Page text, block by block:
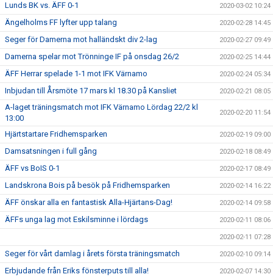
Lunds BK vs. ÄFF 0-1 2020-03-02 10:24
Ängelholms FF lyfter upp talang 2020-02-28 14:45
Seger för Damerna mot halländskt div 2-lag 2020-02-27 09:49
Damerna spelar mot Trönninge IF på onsdag 26/2 2020-02-25 14:44
ÄFF Herrar spelade 1-1 mot IFK Värnamo 2020-02-24 05:34
Inbjudan till Årsmöte 17 mars kl 18.30 på Kansliet 2020-02-21 08:05
A-laget träningsmatch mot IFK Värnamo Lördag 22/2 kl
13:00
2020-02-20 11:54
Hjärtstartare Fridhemsparken 2020-02-19 09:00
Damsatsningen i full gång 2020-02-18 08:49
ÄFF vs BoIS 0-1 2020-02-17 08:49
Landskrona Bois på besök på Fridhemsparken 2020-02-14 16:22
ÄFF önskar alla en fantastisk Alla-Hjärtans-Dag! 2020-02-14 09:58
ÄFFs unga lag mot Eskilsminne i lördags 2020-02-11 08:06
2020-02-11 07:28
Seger för vårt damlag i årets första träningsmatch 2020-02-10 09:14
Erbjudande från Eriks fönsterputs till alla! 2020-02-07 14:30